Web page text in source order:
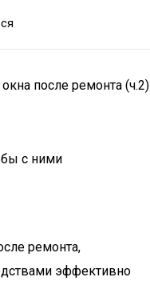
после ремонта (ч.2)
с ними
ремонта,
эффективно